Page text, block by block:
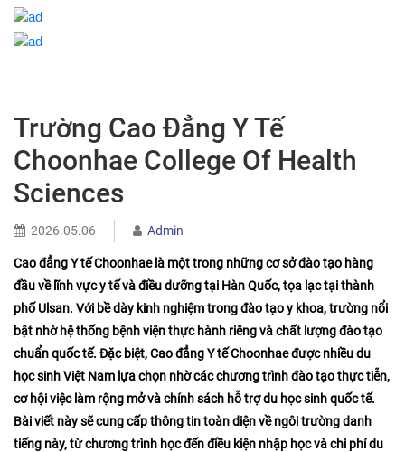
Trường Cao Đẳng Y Tế
Choonhae College Of Health
Sciences
2026.05.06 Admin
Cao đẳng Y tế Choonhae là một trong những cơ sở đào tạo hàng
đầu về lĩnh vực y tế và điều dưỡng tại Hàn Quốc, tọa lạc tại thành
phố Ulsan. Với bề dày kinh nghiệm trong đào tạo y khoa, trường nổi
bật nhờ hệ thống bệnh viện thực hành riêng và chất lượng đào tạo
chuẩn quốc tế. Đặc biệt, Cao đẳng Y tế Choonhae được nhiều du
học sinh Việt Nam lựa chọn nhờ các chương trình đào tạo thực tiễn,
cơ hội việc làm rộng mở và chính sách hỗ trợ du học sinh quốc tế.
Bài viết này sẽ cung cấp thông tin toàn diện về ngôi trường danh
tiếng này, từ chương trình học đến điều kiện nhập học và chi phí du